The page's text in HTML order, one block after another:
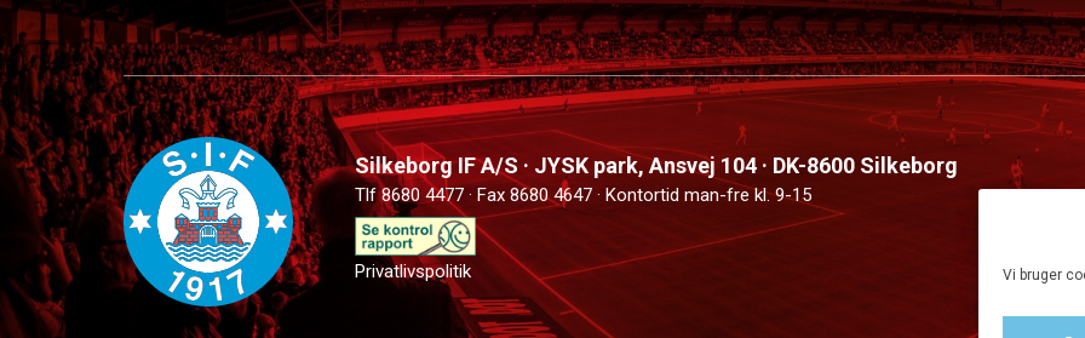
Vi bruger
Silkeborg IF A/S · JYSK park, Ansvej 104 · DK-8600 Silkeborg
Tlf 8680 4477 · Fax 8680 4647 · Kontortid man-fre kl. 9-15
Privatlivspolitik